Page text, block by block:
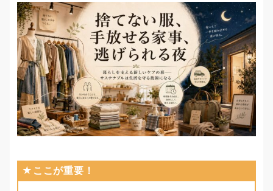
★ここが重要！